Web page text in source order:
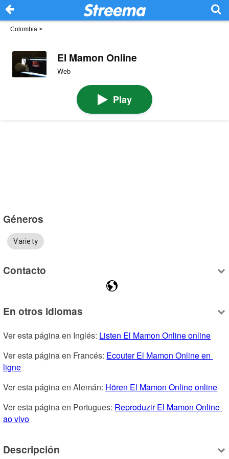
Colombia >
El Mamon Online
Web
Play
Géneros
Variety
Contacto
En otros idiomas
Ver esta página en Inglés: Listen El Mamon Online online
Ver esta página en Francés: Ecouter El Mamon Online en
ligne
Ver esta página en Alemán: Hören El Mamon Online online
Ver esta página en Portugues: Reproduzir El Mamon Online
ao vivo
Descripción